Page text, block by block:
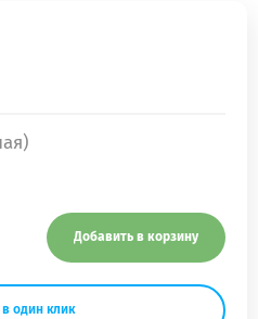
Добавить в корзину
в один клик